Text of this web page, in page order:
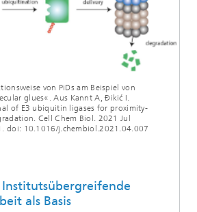
von PiDs am Beispiel von
glues«. Aus Kannt A, Đikić I.
of E3 ubiquitin ligases for proximity-
Cell Chem Biol. 2021 Jul
doi: 10.1016/j.chembiol.2021.04.007
als Basis